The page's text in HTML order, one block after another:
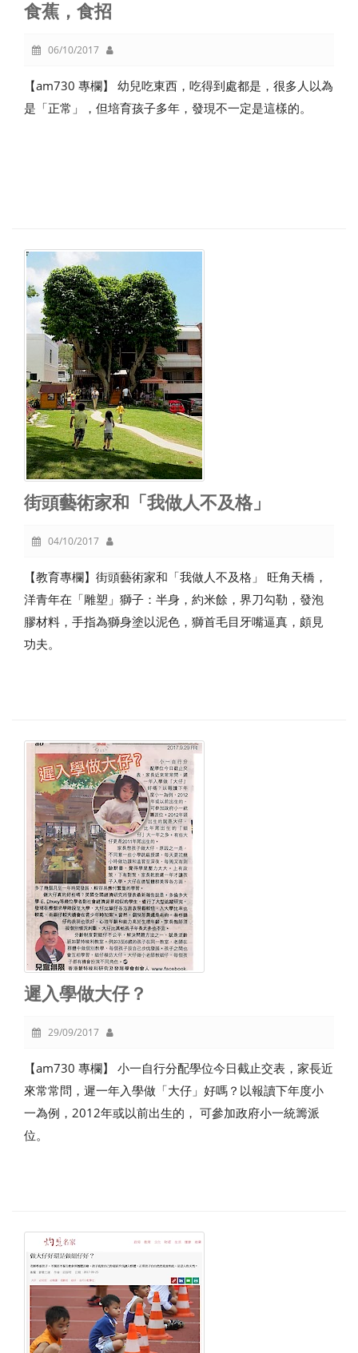
食蕉，食招
06/10/2017
【am730 專欄】 幼兒吃東西，吃得到處都是，很多人以為
是「正常」，但培育孩子多年，發現不一定是這樣的。
街頭藝術家和「我做人不及格」
04/10/2017
【教育專欄】街頭藝術家和「我做人不及格」 旺角天橋，
洋青年在「雕塑」獅子：半身，約米餘，界刀勾勒，發泡
膠材料，手指為獅身塗以泥色，獅首毛目牙嘴逼真，頗見
功夫。
遲入學做大仔？
29/09/2017
【am730 專欄】 小一自行分配學位今日截止交表，家長近
來常常問，遲一年入學做「大仔」好嗎？以報讀下年度小
一為例，2012年或以前出生的， 可參加政府小一統籌派
位。